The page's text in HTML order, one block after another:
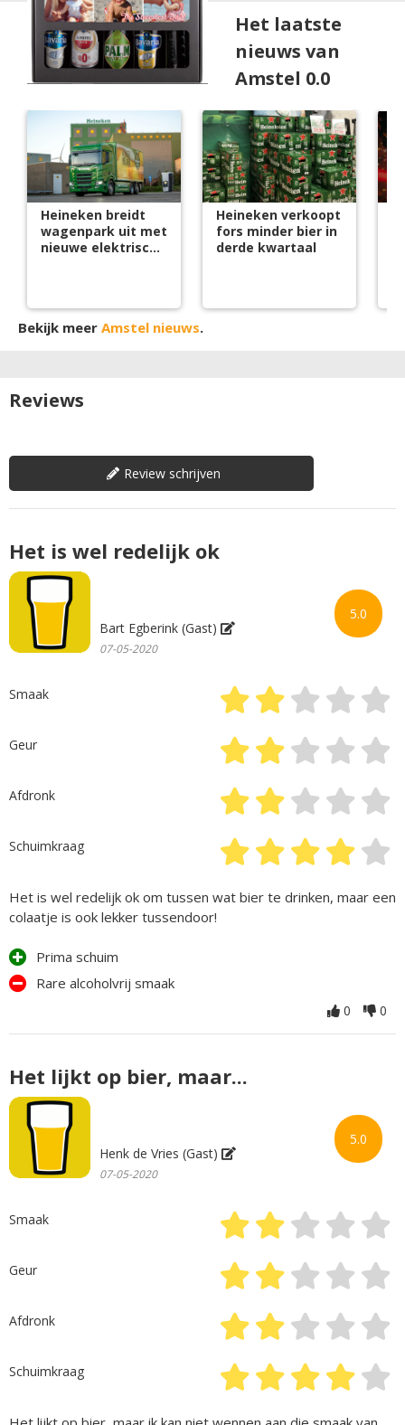
Het laatste
nieuws van
Amstel 0.0
Heineken breidt
wagenpark uit met
nieuwe elektrische
Heineken verkoopt
fors minder bier in
derde kwartaal
Bekijk meer Amstel nieuws.
Reviews
Review schrijven
5.0
Het is wel redelijk ok
Bart Egberink (Gast)
07-05-2020
Smaak
Geur
Afdronk
Schuimkraag
Het is wel redelijk ok om tussen wat bier te drinken, maar een
colaatje is ook lekker tussendoor!
Prima schuim
Rare alcoholvrij smaak
0 0
5.0
Het lijkt op bier, maar...
Henk de Vries (Gast)
07-05-2020
Smaak
Geur
Afdronk
Schuimkraag